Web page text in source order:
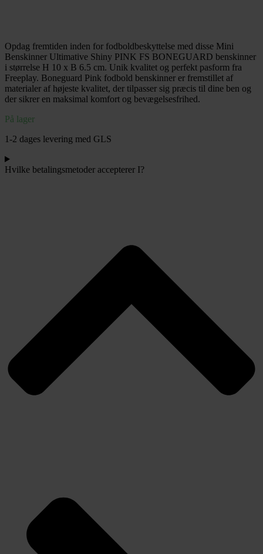
x
6.5
cm
antal
Opdag fremtiden inden for fodboldbeskyttelse med disse Mini
Benskinner Ultimative Shiny PINK FS BONEGUARD benskinner
i størrelse H 10 x B 6.5 cm. Unik kvalitet og perfekt pasform fra
Freeplay. Boneguard Pink fodbold benskinner er fremstillet af
materialer af højeste kvalitet, der tilpasser sig præcis til dine ben og
der sikrer en maksimal komfort og bevægelsesfrihed.
På lager
1-2 dages levering med GLS
Hvilke betalingsmetoder accepterer I?